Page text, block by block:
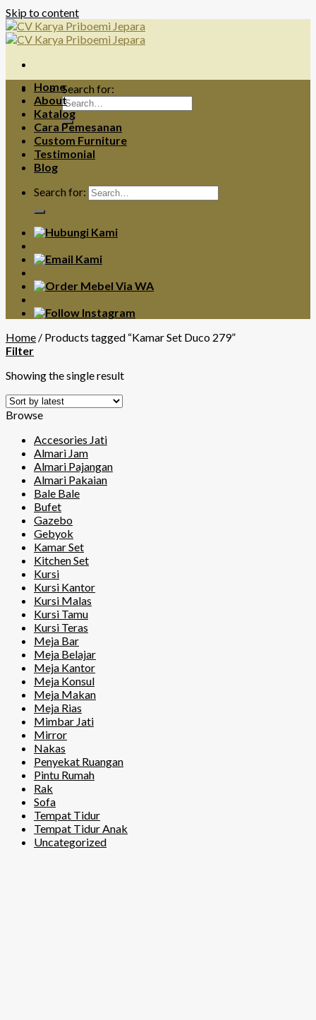
Skip to content
Search for:
Home
About
Katalog
Cara Pemesanan
Custom Furniture
Testimonial
Blog
Search for:
Home / Products tagged “Kamar Set Duco 279”
Filter
Showing the single result
Browse
Accesories Jati
Almari Jam
Almari Pajangan
Almari Pakaian
Bale Bale
Bufet
Gazebo
Gebyok
Kamar Set
Kitchen Set
Kursi
Kursi Kantor
Kursi Malas
Kursi Tamu
Kursi Teras
Meja Bar
Meja Belajar
Meja Kantor
Meja Konsul
Meja Makan
Meja Rias
Mimbar Jati
Mirror
Nakas
Penyekat Ruangan
Pintu Rumah
Rak
Sofa
Tempat Tidur
Tempat Tidur Anak
Uncategorized